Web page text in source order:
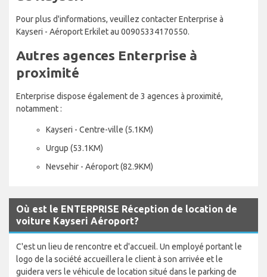
Pour plus d'informations, veuillez contacter Enterprise à
Kayseri - Aéroport Erkilet au 00905334170550.
Autres agences Enterprise à
proximité
Enterprise dispose également de 3 agences à proximité,
notamment :
Kayseri - Centre-ville (5.1KM)
Urgup (53.1KM)
Nevsehir - Aéroport (82.9KM)
Où est le ENTERPRISE Réception de location de
voiture Kayseri Aéroport?
C'est un lieu de rencontre et d'accueil. Un employé portant le
logo de la société accueillera le client à son arrivée et le
guidera vers le véhicule de location situé dans le parking de